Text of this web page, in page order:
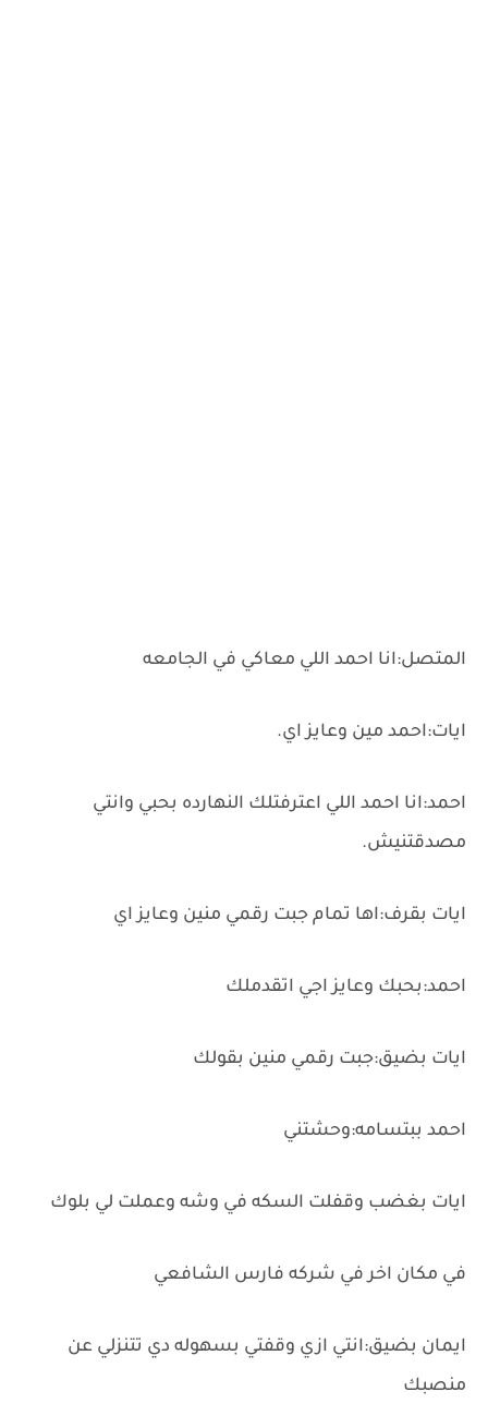
المتصل:انا احمد اللي معاكي في الجامعه
ايات:احمد مين وعايز اي.
احمد:انا احمد اللي اعترفتلك النهارده بحبي وانتي
مصدقتنيش.
ايات بقرف:اها تمام جبت رقمي منين وعايز اي
احمد:بحبك وعايز اجي اتقدملك
ايات بضيق:جبت رقمي منين بقولك
احمد ببتسامه:وحشتني
ايات بغضب وقفلت السكه في وشه وعملت لي بلوك
في مكان اخر في شركه فارس الشافعي
ايمان بضيق:انتي ازي وقفتي بسهوله دي تتنزلي عن
منصبك